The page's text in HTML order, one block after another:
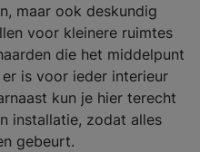
maar ook deskundig
voor kleinere ruimtes
die het middelpunt
is voor ieder interieur
kun je hier terecht
installatie, zodat alles
gebeurt.